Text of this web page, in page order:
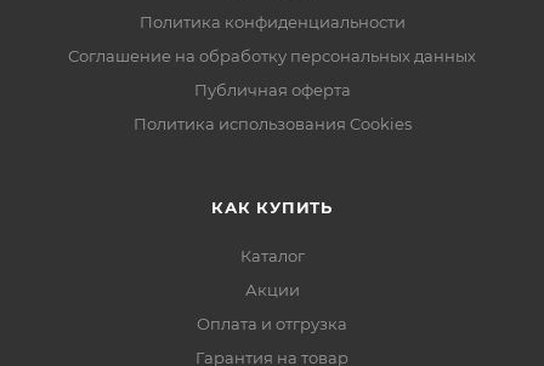
Политика конфиденциальности
Соглашение на обработку персональных данных
Публичная оферта
Политика использования Cookies
КАК КУПИТЬ
Каталог
Акции
Оплата и отгрузка
Гарантия на товар